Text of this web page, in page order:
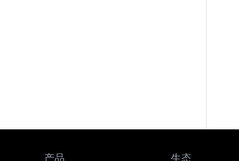
产品 生态